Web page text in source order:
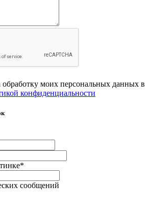
обработку моих персональных данных в
конфиденциальности
*
сообщений